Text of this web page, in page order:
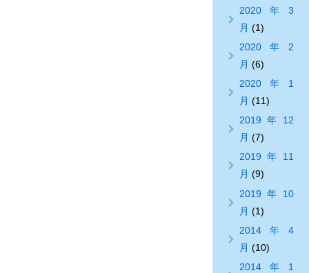
2020年3
月 (1)
2020年2
月 (6)
2020年1
月 (11)
2019年12
月 (7)
2019年11
月 (9)
2019年10
月 (1)
2014年4
月 (10)
2014年1